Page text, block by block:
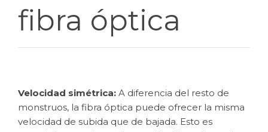
fibra óptica
Velocidad simétrica: A diferencia del resto de
monstruos, la fibra óptica puede ofrecer la misma
velocidad de subida que de bajada. Esto es